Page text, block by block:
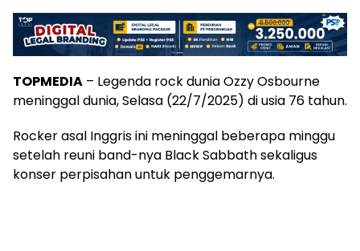
TOPMEDIA – Legenda rock dunia Ozzy Osbourne
meninggal dunia, Selasa (22/7/2025) di usia 76 tahun.
Rocker asal Inggris ini meninggal beberapa minggu
setelah reuni band-nya Black Sabbath sekaligus
konser perpisahan untuk penggemarnya.